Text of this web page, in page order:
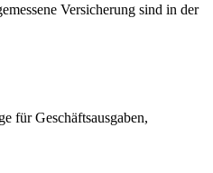
Versicherung sind in der
für Geschäftsausgaben,